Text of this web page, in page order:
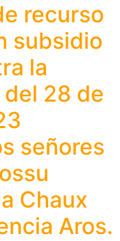
recurso
subsidio
la
28 de
señores
Chaux
Aros.